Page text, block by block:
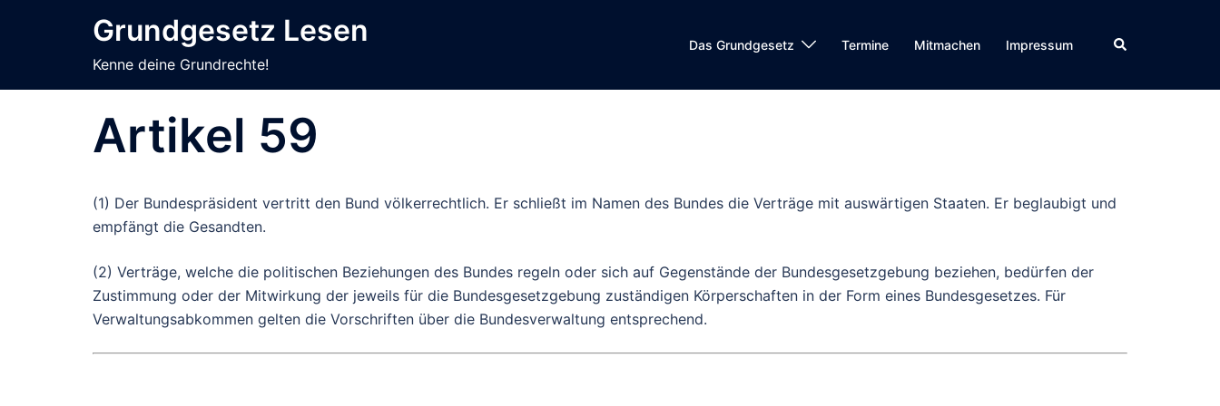
Grundgesetz Lesen
Kenne deine Grundrechte!
Das Grundgesetz Termine Mitmachen Impressum Suche
Artikel 59
(1) Der Bundespräsident vertritt den Bund völkerrechtlich. Er schließt im Namen des Bundes die Verträge mit auswärtigen Staaten. Er beglaubigt und
empfängt die Gesandten.
(2) Verträge, welche die politischen Beziehungen des Bundes regeln oder sich auf Gegenstände der Bundesgesetzgebung beziehen, bedürfen der
Zustimmung oder der Mitwirkung der jeweils für die Bundesgesetzgebung zuständigen Körperschaften in der Form eines Bundesgesetzes. Für
Verwaltungsabkommen gelten die Vorschriften über die Bundesverwaltung entsprechend.